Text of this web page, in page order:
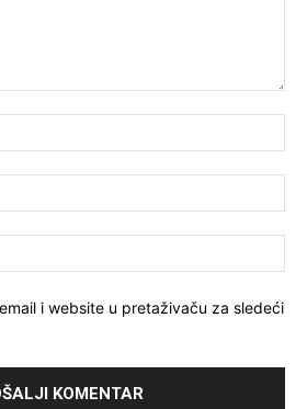
i website u pretaživaču za sledeći